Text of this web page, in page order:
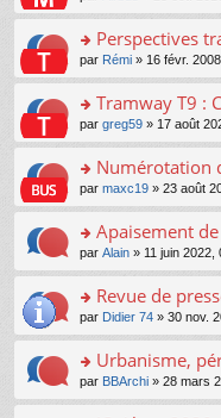
c
e
nt
u
s
ré
c
e
nt
n
le
pl
u
s
ré
c
e
nt
e
n
n
le
pl
u
s
ré
c
e
nt
s
a
g
e
n
n
le
pl
u
s
ré
c
e
nt
er
le
m
e
s
a
g
e
n
n
le
pl
u
s
ré
c
e
nt
n
s
ult
er
le
m
e
s
a
g
e
n
n
le
pl
u
s
ré
c
e
o
n
s
ult
er
le
m
e
s
a
g
e
n
n
le
pl
u
Perspectives
par Rémi » 16 févr.
o
n
s
ult
er
le
m
e
s
a
g
e
n
n
Tramway T9 :
par greg59 » 17 août
o
n
s
ult
er
le
m
e
s
a
g
e
Numérotation
par maxc19 » 23 août
o
n
s
ult
er
le
m
e
s
Apaisement
par Alain » 11 juin 2022,
o
n
s
ult
er
le
Revue de
par Didier 74 » 30 nov.
o
n
Urbanisme,
par BBArchi » 28 mars